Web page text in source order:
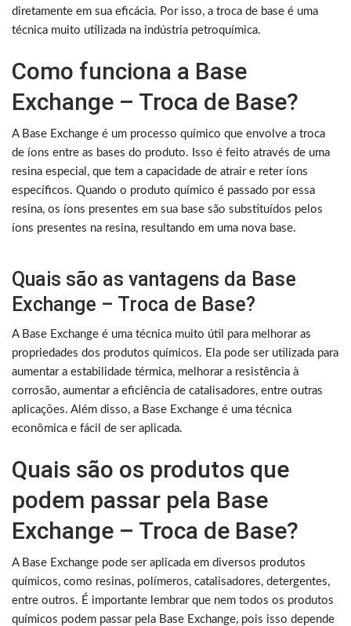
diretamente em sua eficácia. Por isso, a troca de base é uma
técnica muito utilizada na indústria petroquímica.
Como funciona a Base
Exchange – Troca de Base?
A Base Exchange é um processo químico que envolve a troca
de íons entre as bases do produto. Isso é feito através de uma
resina especial, que tem a capacidade de atrair e reter íons
específicos. Quando o produto químico é passado por essa
resina, os íons presentes em sua base são substituídos pelos
íons presentes na resina, resultando em uma nova base.
Quais são as vantagens da Base
Exchange – Troca de Base?
A Base Exchange é uma técnica muito útil para melhorar as
propriedades dos produtos químicos. Ela pode ser utilizada para
aumentar a estabilidade térmica, melhorar a resistência à
corrosão, aumentar a eficiência de catalisadores, entre outras
aplicações. Além disso, a Base Exchange é uma técnica
econômica e fácil de ser aplicada.
Quais são os produtos que
podem passar pela Base
Exchange – Troca de Base?
A Base Exchange pode ser aplicada em diversos produtos
químicos, como resinas, polímeros, catalisadores, detergentes,
entre outros. É importante lembrar que nem todos os produtos
químicos podem passar pela Base Exchange, pois isso depende